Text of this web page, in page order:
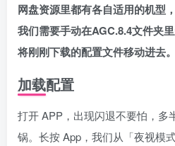
网盘资源里都有各自适用的机型
我们需要手动在AGC.8.4文件夹
将刚刚下载的配置文件移动进去。
加载配置
打开 APP，出现闪退不要怕，多
锅。长按 App，我们从「夜视模